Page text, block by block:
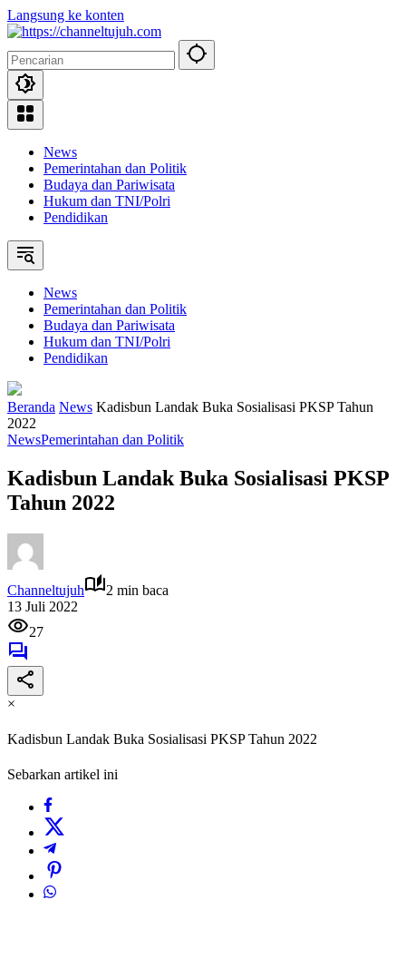
Langsung ke konten
News
Pemerintahan dan Politik
Budaya dan Pariwisata
Hukum dan TNI/Polri
Pendidikan
News
Pemerintahan dan Politik
Budaya dan Pariwisata
Hukum dan TNI/Polri
Pendidikan
Beranda News Kadisbun Landak Buka Sosialisasi PKSP Tahun
2022
NewsPemerintahan dan Politik
Kadisbun Landak Buka Sosialisasi PKSP
Tahun 2022
Channeltujuh
2 min baca
13 Juli 2022
27
×
Kadisbun Landak Buka Sosialisasi PKSP Tahun 2022
Sebarkan artikel ini